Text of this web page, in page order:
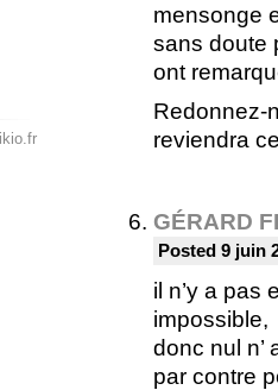
mensonge
sans doute
ont
Redonnez-
reviendra
GÉRARD
Posted 9 juin
il n’y a pas
impossible,
donc nul n’
par contre